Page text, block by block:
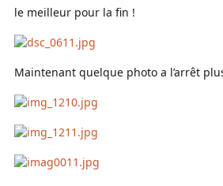
le meilleur pour la fin !
Maintenant quelque photo a l’arrêt